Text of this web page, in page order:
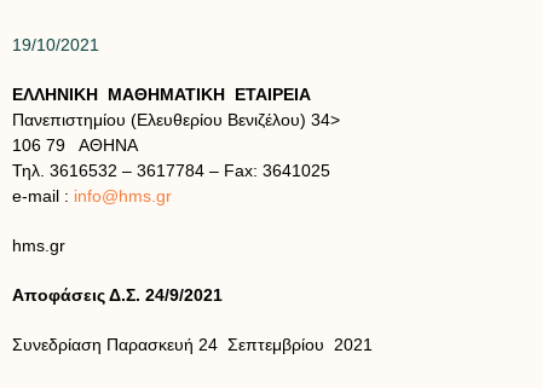
19/10/2021
ΕΛΛΗΝΙΚΗ ΜΑΘΗΜΑΤΙΚΗ ΕΤΑΙΡΕΙΑ
Πανεπιστημίου (Ελευθερίου Βενιζέλου) 34>
106 79 ΑΘΗΝΑ
Τηλ. 3616532 – 3617784 – Fax: 3641025
e-mail : info@hms.gr
hms.gr
Αποφάσεις Δ.Σ. 24/9/2021
Συνεδρίαση Παρασκευή 24 Σεπτεμβρίου 2021